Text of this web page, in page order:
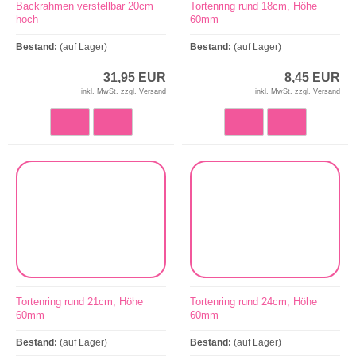
Backrahmen verstellbar 20cm
hoch
Bestand: (auf Lager)
31,95 EUR
inkl. MwSt. zzgl. Versand
Tortenring rund 18cm, Höhe
60mm
Bestand: (auf Lager)
8,45 EUR
inkl. MwSt. zzgl. Versand
Tortenring rund 21cm, Höhe
60mm
Bestand: (auf Lager)
Tortenring rund 24cm, Höhe
60mm
Bestand: (auf Lager)